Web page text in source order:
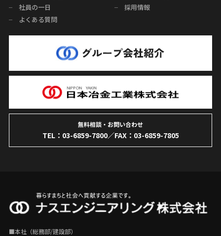
社員の一日
採用情報
よくある質問
無料相談・お問い合わせ
TEL： 03-6859-7800／FAX：03-6859-7805
■本社（総務部/建設部）